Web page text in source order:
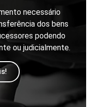
necessário
dos bens
podendo
ou judicialmente.